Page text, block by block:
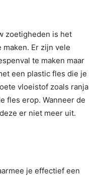
zoetigheden is het
Er zijn vele
te maken maar
een plastic fles die je
vloeistof zoals ranja
fles erop. Wanneer de
er niet meer uit.
je effectief een